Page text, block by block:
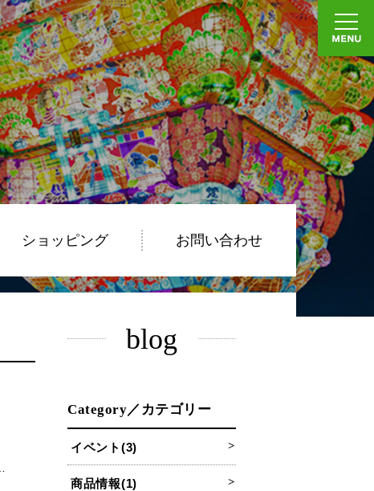
ショッピング お問い合わせ
blog
Category／カテゴリー
イベント(3)
商品情報(1)